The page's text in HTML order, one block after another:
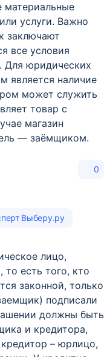
материальные
услуги. Важно
заключают
все условия
Для юридических
является наличие
может служить
товар с
магазин
— заёмщиком.
0
Выберу.ру
лицо,
есть того, кто
законной, только
подписали
должны быть
и кредитора,
– юрлицо,